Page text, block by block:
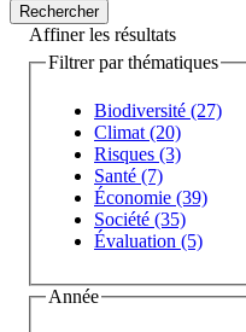
Rechercher
Affiner les résultats
Filtrer par thématiques
Biodiversité (27)
Climat (20)
Risques (3)
Santé (7)
Économie (39)
Société (35)
Évaluation (5)
Année